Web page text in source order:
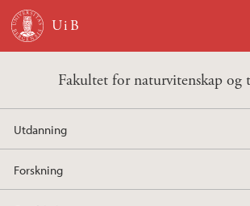
Hopp til hovedinnhold
Fakultet for naturvitenskap og
Utdanning
Forskning